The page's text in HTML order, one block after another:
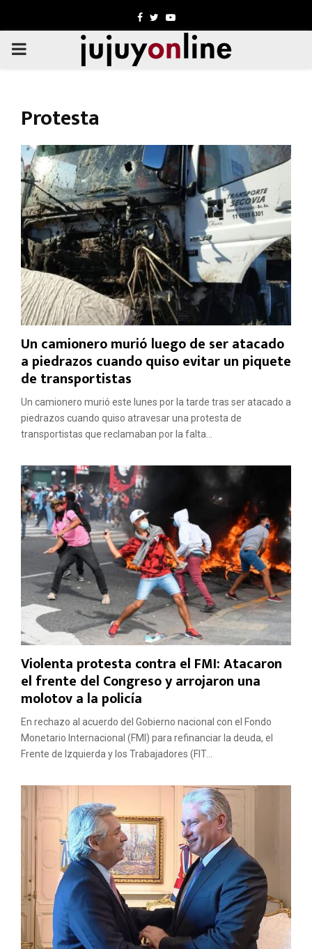
Facebook
TwitterYoutube
PRIMARY
Protesta
Un camionero murió luego de ser atacado
a piedrazos cuando quiso evitar un piquete
de transportistas
Un camionero murió este lunes por la tarde tras ser atacado a
piedrazos cuando quiso atravesar una protesta de
transportistas que reclamaban por la falta...
Violenta protesta contra el FMI: Atacaron
el frente del Congreso y arrojaron una
molotov a la policía
En rechazo al acuerdo del Gobierno nacional con el Fondo
Monetario Internacional (FMI) para refinanciar la deuda, el
Frente de Izquierda y los Trabajadores (FIT...